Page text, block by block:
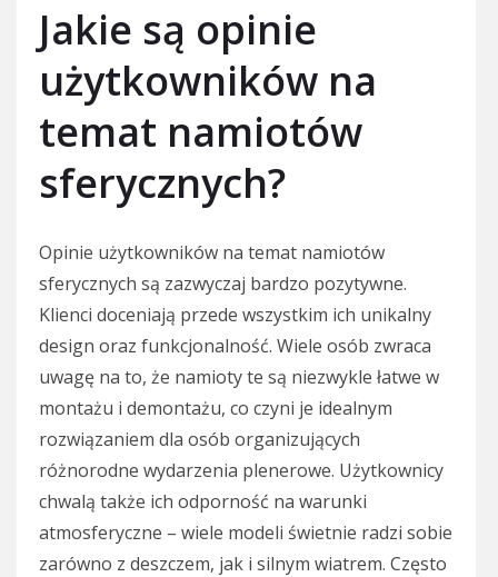
Jakie są opinie
użytkowników na
temat namiotów
sferycznych?
Opinie użytkowników na temat namiotów
sferycznych są zazwyczaj bardzo pozytywne.
Klienci doceniają przede wszystkim ich unikalny
design oraz funkcjonalność. Wiele osób zwraca
uwagę na to, że namioty te są niezwykle łatwe w
montażu i demontażu, co czyni je idealnym
rozwiązaniem dla osób organizujących
różnorodne wydarzenia plenerowe. Użytkownicy
chwalą także ich odporność na warunki
atmosferyczne – wiele modeli świetnie radzi sobie
zarówno z deszczem, jak i silnym wiatrem. Często